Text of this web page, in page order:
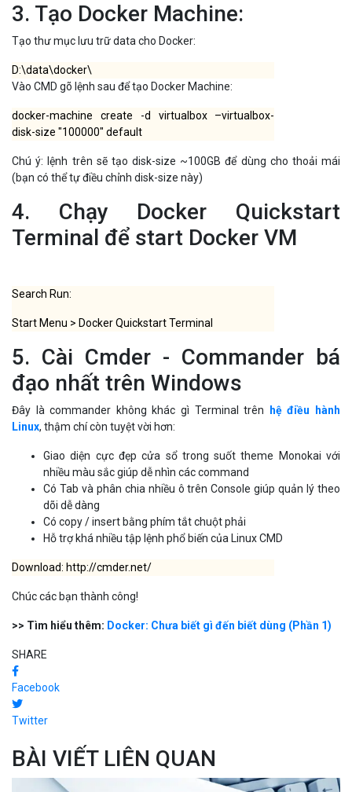
3. Tạo Docker Machine:
Tạo thư mục lưu trữ data cho Docker:
D:\data\docker\
Vào CMD gõ lệnh sau để tạo Docker Machine:
docker-machine create -d virtualbox –virtualbox-
disk-size "100000" default
Chú ý: lệnh trên sẽ tạo disk-size ~100GB để dùng cho thoải mái
(bạn có thể tự điều chỉnh disk-size này)
4. Chạy Docker Quickstart
Terminal để start Docker VM
Search Run:
Start Menu > Docker Quickstart Terminal
5. Cài Cmder - Commander bá
đạo nhất trên Windows
Đây là commander không khác gì Terminal trên
hệ điều hành
Linux, thậm chí còn tuyệt vời hơn:
Giao diện cực đẹp cửa sổ trong suốt theme Monokai với
nhiều màu sắc giúp dễ nhìn các command
Có Tab và phân chia nhiều ô trên Console giúp quản lý theo
dõi dễ dàng
Có copy / insert bằng phím tắt chuột phải
Hỗ trợ khá nhiều tập lệnh phổ biến của Linux CMD
Download: http://cmder.net/
Chúc các bạn thành công!
>> Tìm hiểu thêm: Docker: Chưa biết gì đến biết dùng (Phần 1)
SHARE
Facebook
Twitter
BÀI VIẾT LIÊN QUAN